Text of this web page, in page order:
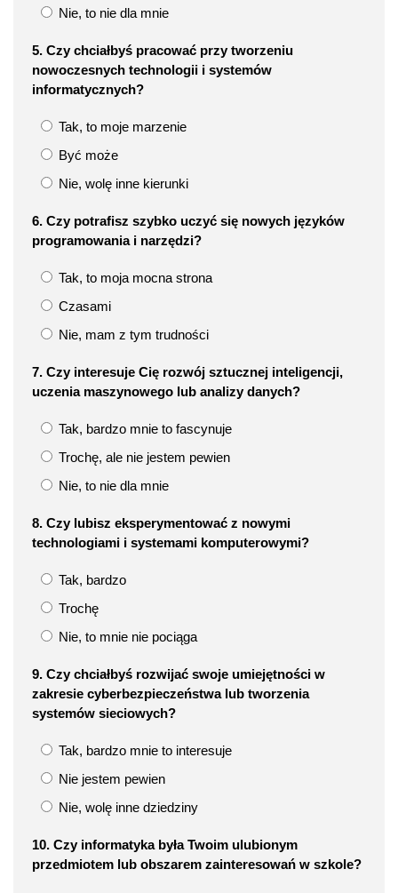
Nie, to nie dla mnie
5. Czy chciałbyś pracować przy tworzeniu
nowoczesnych technologii i systemów
informatycznych?
Tak, to moje marzenie
Być może
Nie, wolę inne kierunki
6. Czy potrafisz szybko uczyć się nowych języków
programowania i narzędzi?
Tak, to moja mocna strona
Czasami
Nie, mam z tym trudności
7. Czy interesuje Cię rozwój sztucznej inteligencji,
uczenia maszynowego lub analizy danych?
Tak, bardzo mnie to fascynuje
Trochę, ale nie jestem pewien
Nie, to nie dla mnie
8. Czy lubisz eksperymentować z nowymi
technologiami i systemami komputerowymi?
Tak, bardzo
Trochę
Nie, to mnie nie pociąga
9. Czy chciałbyś rozwijać swoje umiejętności w
zakresie cyberbezpieczeństwa lub tworzenia
systemów sieciowych?
Tak, bardzo mnie to interesuje
Nie jestem pewien
Nie, wolę inne dziedziny
10. Czy informatyka była Twoim ulubionym
przedmiotem lub obszarem zainteresowań w szkole?